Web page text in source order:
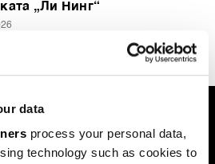
data
process your personal data,
technology such as cookies to
„Ли Нинг“